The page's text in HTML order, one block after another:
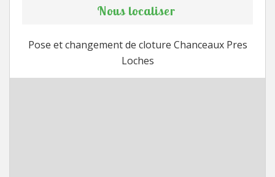
Nous localiser
Pose et changement de cloture Chanceaux Pres
Loches